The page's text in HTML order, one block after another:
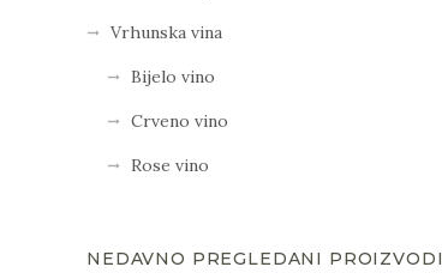
Vrhunska vina
Bijelo vino
Crveno vino
Rose vino
NEDAVNO PREGLEDANI PROIZVODI